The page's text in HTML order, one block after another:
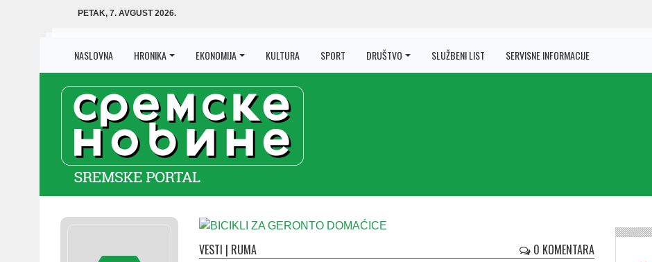
PETAK, 7. AVGUST 2026.
NASLOVNA HRONIKA EKONOMIJA KULTURA SPORT DRUŠTVO SLUŽBENI LIST SERVISNE INFORMACIJE
VESTI | RUMA 0 KOMENTARA